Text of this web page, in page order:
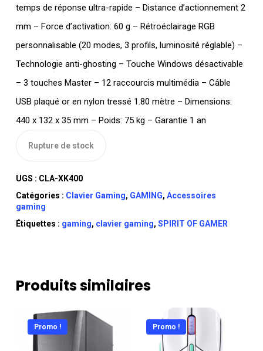
temps de réponse ultra-rapide – Distance d’actionnement 2
mm – Force d’activation: 60 g – Rétroéclairage RGB
personnalisable (20 modes, 3 profils, luminosité réglable) –
Technologie anti-ghosting – Touche Windows désactivable
– 3 touches Master – 12 raccourcis multimédia – Câble
USB plaqué or en nylon tressé 1.80 mètre – Dimensions:
440 x 132 x 35 mm – Poids: 75 kg – Garantie 1 an
Rupture de stock
UGS : CLA-XK400
Catégories : Clavier Gaming, GAMING, Accessoires
gaming
Étiquettes : gaming, clavier gaming, SPIRIT OF GAMER
Produits similaires
Promo ! Promo !